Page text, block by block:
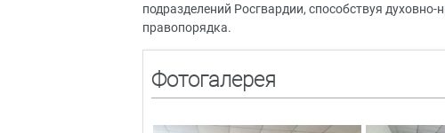
подразделений Росгвардии, способствуя
правопорядка.
Фотогалерея